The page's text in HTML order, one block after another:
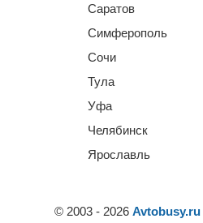
Саратов
Симферополь
Сочи
Тула
Уфа
Челябинск
Ярославль
© 2003 - 2026 Avtobusy.ru